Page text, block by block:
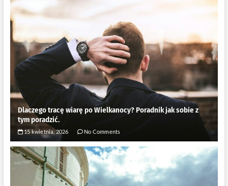
Dlaczego tracę wiarę po Wielkanocy? Poradnik jak sobie z
tym poradzić.
15 kwietnia, 2026 No Comments